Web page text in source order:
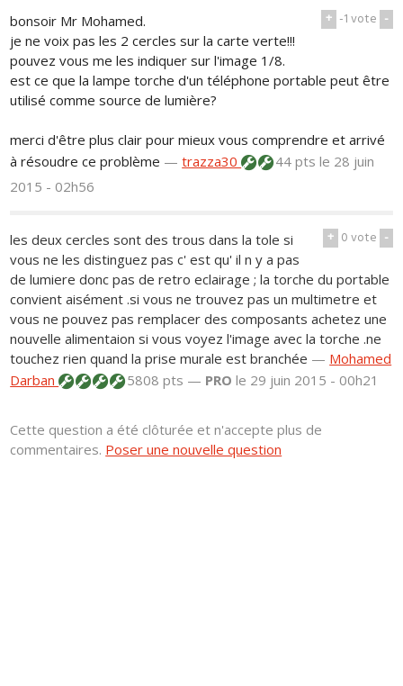
+ -1vote -
bonsoir Mr Mohamed.
je ne voix pas les 2 cercles sur la carte verte!!!
pouvez vous me les indiquer sur l'image 1/8.
est ce que la lampe torche d'un téléphone portable peut être
utilisé comme source de lumière?
merci d'être plus clair pour mieux vous comprendre et arrivé
à résoudre ce problème —trazza30 44 ptsle 28 juin
2015 - 02h56
+ 0vote -
les deux cercles sont des trous dans la tole si
vous ne les distinguez pas c' est qu' il n y a pas
de lumiere donc pas de retro eclairage ; la torche du portable
convient aisément .si vous ne trouvez pas un multimetre et
vous ne pouvez pas remplacer des composants achetez une
nouvelle alimentaion si vous voyez l'image avec la torche .ne
touchez rien quand la prise murale est branchée — Mohamed
Darban
5808 pts — PRO le 29 juin 2015 - 00h21
Cette question a été clôturée et n'accepte plus de
commentaires. Poser une nouvelle question